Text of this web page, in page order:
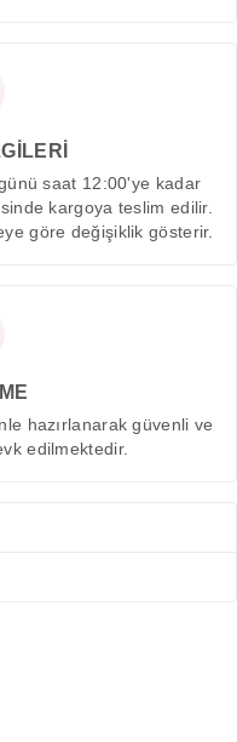
saat 12:00'ye kadar
kargoya teslim edilir.
göre değişiklik gösterir.
hazırlanarak güvenli ve
edilmektedir.